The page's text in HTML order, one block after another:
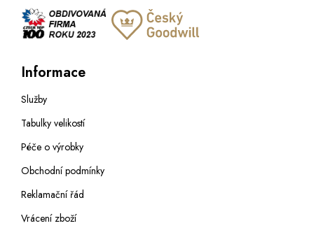
Informace
Služby
Tabulky velikostí
Péče o výrobky
Obchodní podmínky
Reklamační řád
Vrácení zboží